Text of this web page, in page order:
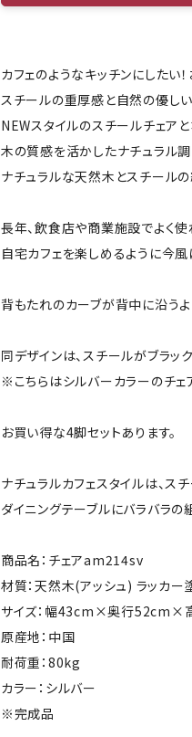
カフェのようなキッチンにしたい
スチールの重厚感と自然の優し
NEWスタイルのスチールチェア
木の質感を活かしたナチュラル
ナチュラルな天然木とスチール
長年、飲食店や商業施設でよく使
自宅カフェを楽しめるように今
背もたれのカーブが背中に沿うよ
同デザインは、スチールがブラッ
※こちらはシルバーカラーのチェ
お買い得な4脚セットあります。
ナチュラルカフェスタイルは、ス
ダイニングテーブルにバラバラ
商品名：チェアam214sv
材質：天然木(アッシュ) ラッカ
サイズ：幅43cm×奥行
原産地：中国
耐荷重：80kg
カラー：シルバー
※完成品